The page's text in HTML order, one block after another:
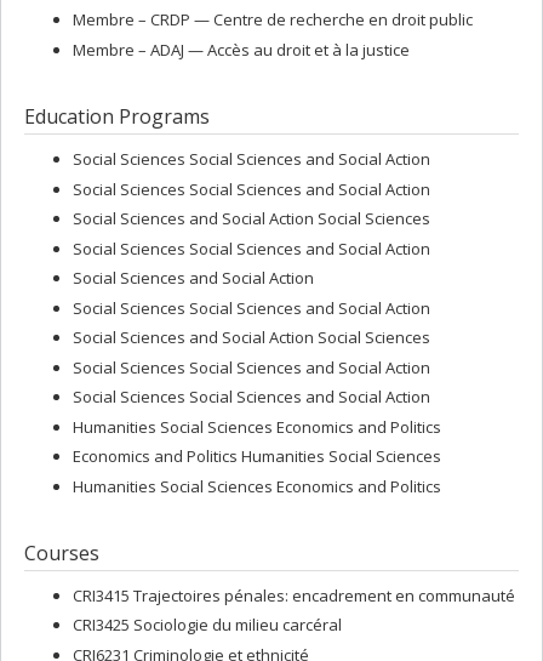
Membre – CRDP — Centre de recherche en droit public
Membre – ADAJ — Accès au droit et à la justice
Education Programs
Social Sciences Social Sciences and Social Action
Social Sciences Social Sciences and Social Action
Social Sciences and Social Action Social Sciences
Social Sciences Social Sciences and Social Action
Social Sciences and Social Action
Social Sciences Social Sciences and Social Action
Social Sciences and Social Action Social Sciences
Social Sciences Social Sciences and Social Action
Social Sciences Social Sciences and Social Action
Humanities Social Sciences Economics and Politics
Economics and Politics Humanities Social Sciences
Humanities Social Sciences Economics and Politics
Courses
CRI3415 Trajectoires pénales: encadrement en communauté
CRI3425 Sociologie du milieu carcéral
CRI6231 Criminologie et ethnicité